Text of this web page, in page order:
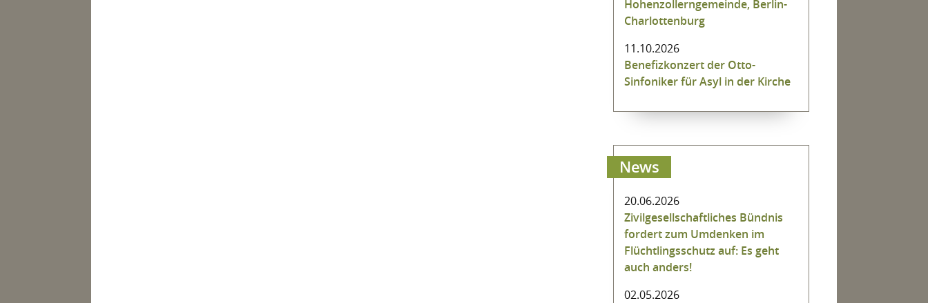
Hohenzollerngemeinde, Berlin-
Charlottenburg
11.10.2026
Benefizkonzert der Otto-
Sinfoniker für Asyl in der Kirche
News
20.06.2026
Zivilgesellschaftliches Bündnis
fordert zum Umdenken im
Flüchtlingsschutz auf: Es geht
auch anders!
02.05.2026